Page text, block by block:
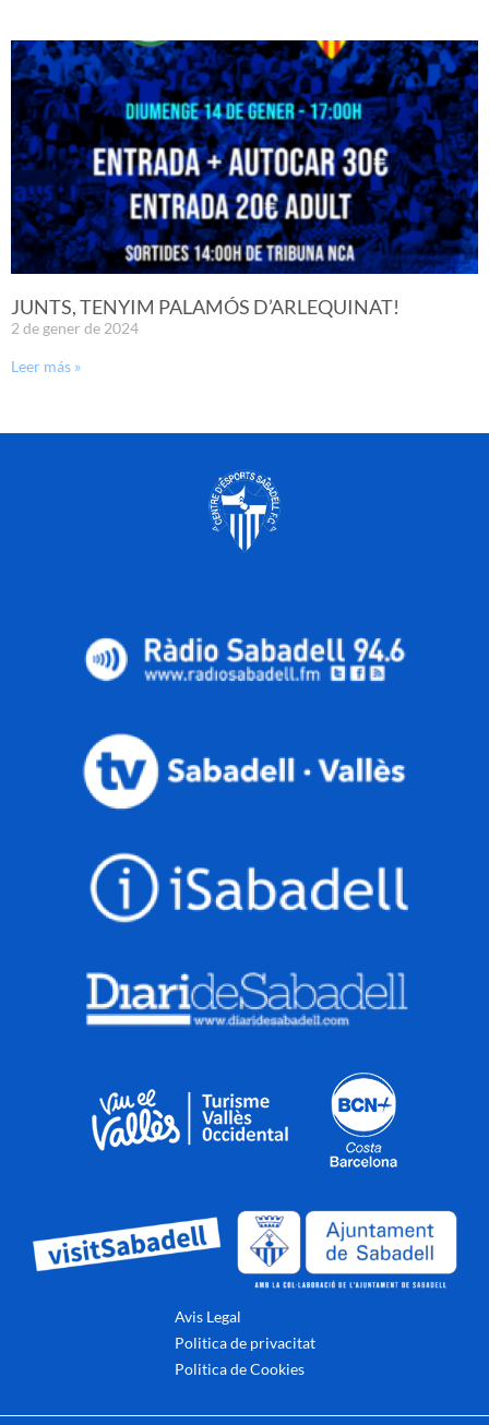
JUNTS, TENYIM PALAMÓS D’ARLEQUINAT!
2 de gener de 2024
Leer más »
Avis Legal
Politica de privacitat
Politica de Cookies